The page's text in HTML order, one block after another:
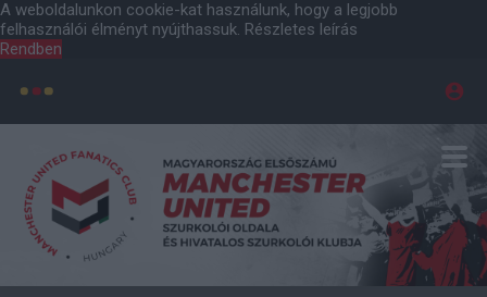
A weboldalunkon cookie-kat használunk, hogy a legjobb
felhasználói élményt nyújthassuk. Részletes leírás
Rendben